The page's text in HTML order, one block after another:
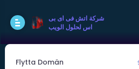
شركة اتش فى اى بى
اس لحلول الويب
Flytta Domän